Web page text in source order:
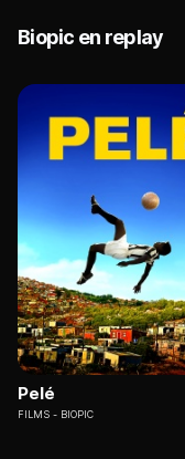
Biopic en replay
Pelé
FILMS BIOPIC